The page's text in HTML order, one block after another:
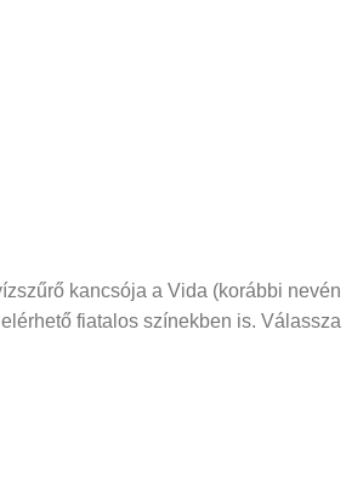
kancsója a Vida (korábbi nevén
fiatalos színekben is. Válassza
(2.6 L, türkiz) manuális mennyiség